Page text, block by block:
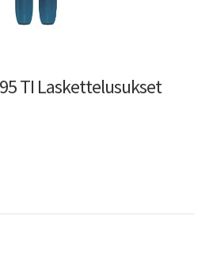
TI Laskettelusukset